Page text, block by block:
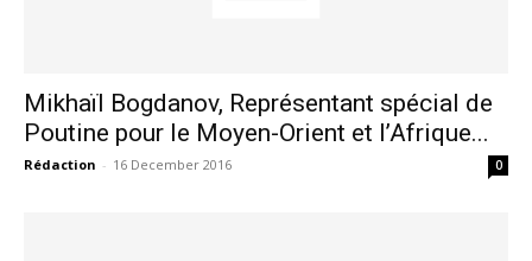
Mikhaïl Bogdanov, Représentant spécial de
Poutine pour le Moyen-Orient et l’Afrique...
Rédaction - 16 December 2016 0